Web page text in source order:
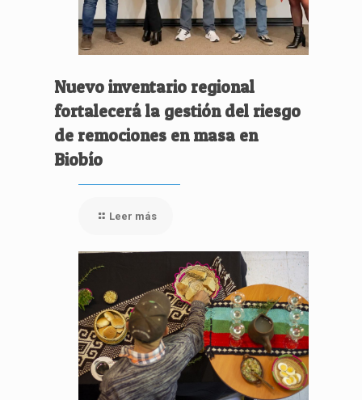
Nuevo inventario regional
fortalecerá la gestión del riesgo
de remociones en masa en
Biobío
Leer más